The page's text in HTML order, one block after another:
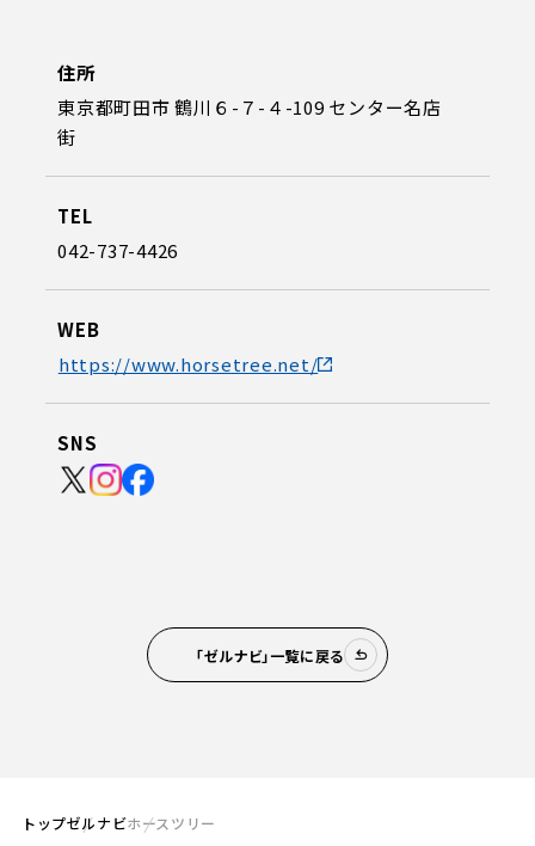
住所
東京都町田市 鶴川６-７-４-109 センター名店
街
TEL
042-737-4426
WEB
https://www.horsetree.net/
SNS
「ゼルナビ」一覧に戻る
トップゼルナビホースツリー